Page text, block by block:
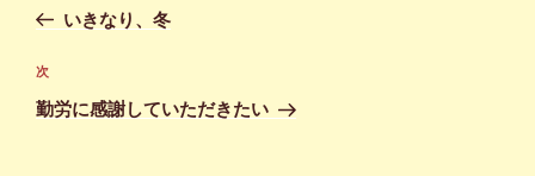
ナ
ビ
ゲ
の
稿
いきなり、冬
次
の
次
勤労に感謝していただきたい